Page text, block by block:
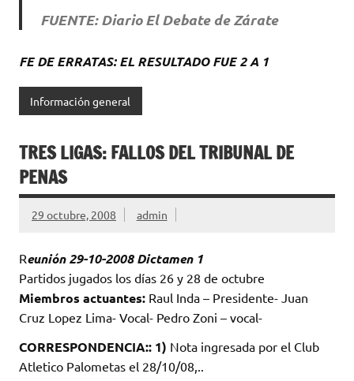
FUENTE: Diario El Debate de Zárate
FE DE ERRATAS: EL RESULTADO FUE 2 A 1
Información general
TRES LIGAS: FALLOS DEL TRIBUNAL DE
PENAS
29 octubre, 2008 admin
Reunión 29-10-2008 Dictamen 1
Partidos jugados los días 26 y 28 de octubre
Miembros actuantes: Raul Inda – Presidente- Juan
Cruz Lopez Lima- Vocal- Pedro Zoni – vocal-
CORRESPONDENCIA:: 1) Nota ingresada por el Club
Atletico Palometas el 28/10/08,..